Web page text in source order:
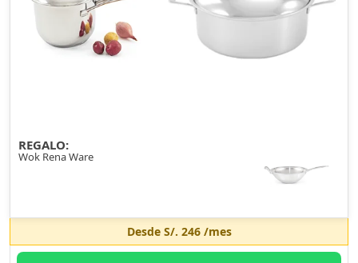
REGALO:
Wok Rena Ware
Desde S/. 246/mes